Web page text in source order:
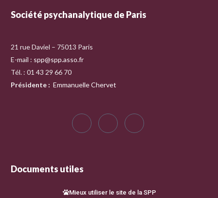
Société psychanalytique de Paris
21 rue Daviel – 75013 Paris
E-mail : spp@spp.asso.fr
Tél. : 01 43 29 66 70
Présidente : Emmanuelle Chervet
Documents utiles
Mieux utiliser le site de la SPP